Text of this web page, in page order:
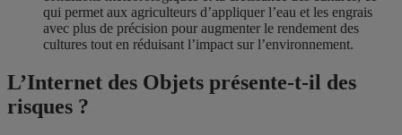
qui permet aux agriculteurs d’appliquer l’eau et les engrais
avec plus de précision pour augmenter le rendement des
cultures tout en réduisant l’impact sur l’environnement.
L’Internet des Objets présente-t-il des
risques ?